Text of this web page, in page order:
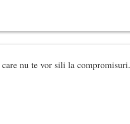
nu te vor sili la compromisuri.